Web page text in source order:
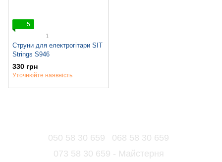
5
1
Струни для електрогітари SIT
Strings S946
330 грн
Уточнюйте наявність
050 58 30 659
068 58 30 659
073 58 30 659 - Майстерня